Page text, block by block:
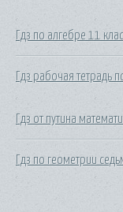
Гдз по алгебре 11
Гдз рабочая тетрадь
Гдз от путина
Гдз по геометрии